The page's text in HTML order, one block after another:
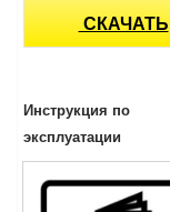
СКАЧАТЬ
Инструкция по
эксплуатации